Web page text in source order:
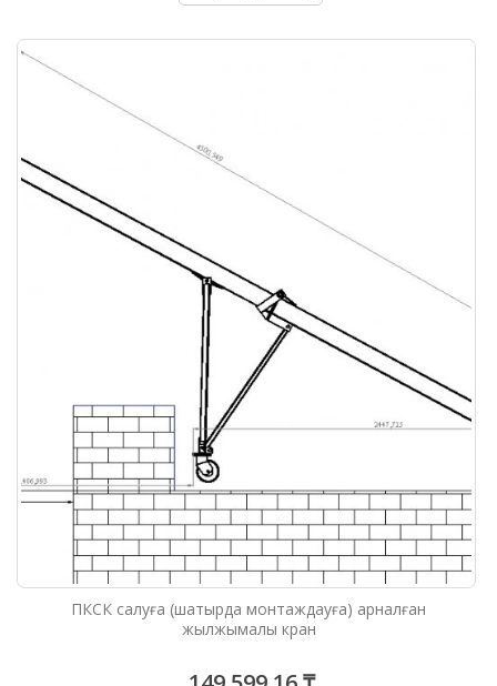
ПКСК салуға (шатырда монтаждауға) арналған
жылжымалы кран